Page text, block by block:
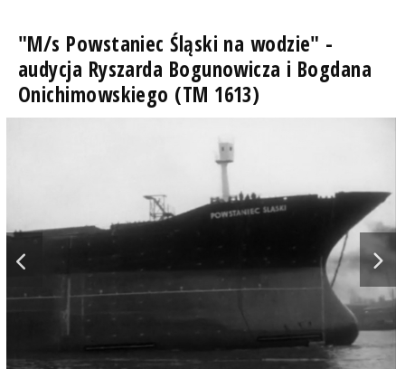
"M/s Powstaniec Śląski na wodzie" -
audycja Ryszarda Bogunowicza i Bogdana
Onichimowskiego (TM 1613)